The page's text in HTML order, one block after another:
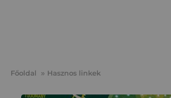
Főoldal Hasznos linkek